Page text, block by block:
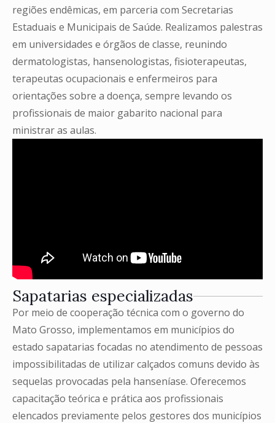
regiões endêmicas, em parceria com Secretarias
Estaduais e Municipais de Saúde. Realizamos palestras
em universidades e órgãos de classe, reunindo
dermatologistas, hansenologistas, fisioterapeutas,
terapeutas ocupacionais e enfermeiros para
orientações sobre a doença, sempre levando os
profissionais de maior gabarito nacional para
ministrar as aulas.
Sapatarias especializadas
Por meio de cooperação técnica com o governo do
Mato Grosso, implementamos em municípios do
estado sapatarias focadas no atendimento de pessoas
impossibilitadas de utilizar calçados comuns devido às
sequelas provocadas pela hanseníase. Oferecemos
capacitação teórica e prática aos profissionais
elencados previamente pelos gestores dos municípios